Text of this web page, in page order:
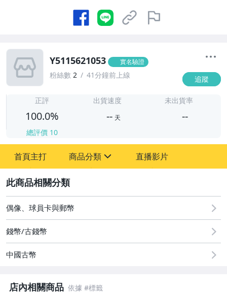
Y5115621053 實名驗證
粉絲數 2 41分鐘前上線 追蹤
正評
100.0%
總評價 10
出貨速度
-- 天
未出貨率
--
首頁主打 商品分類
圖書/影音/文具
古董、藝術與礦石
玩具、模型與公仔
女裝與服飾配件
直播影片
偶像、球員卡與郵幣
錢幣/古錢幣
中國古幣
店內相關商品